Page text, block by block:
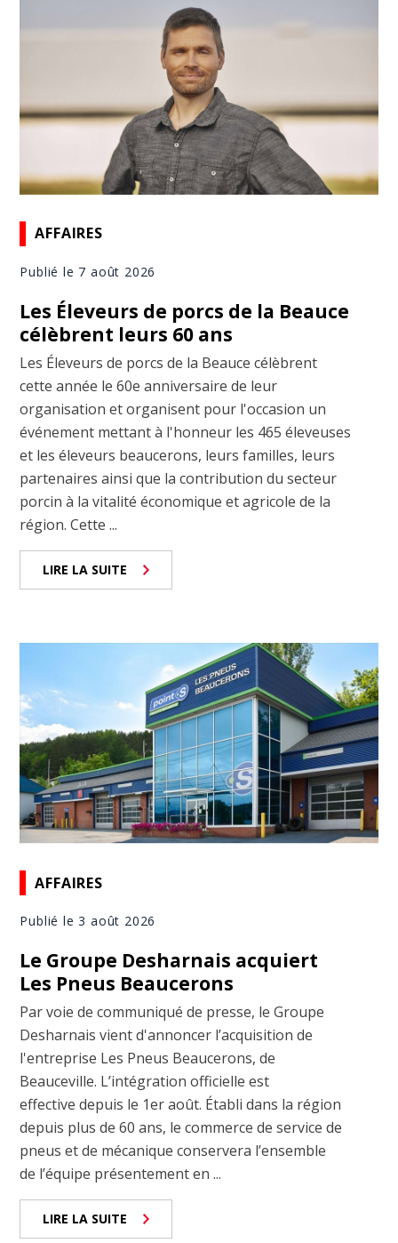
AFFAIRES
Publié le 7 août 2026
Les Éleveurs de porcs de la Beauce
célèbrent leurs 60 ans
Les Éleveurs de porcs de la Beauce célèbrent
cette année le 60e anniversaire de leur
organisation et organisent pour l'occasion un
événement mettant à l'honneur les 465 éleveuses
et les éleveurs beaucerons, leurs familles, leurs
partenaires ainsi que la contribution du secteur
porcin à la vitalité économique et agricole de la
région. Cette ...
LIRE LA SUITE
AFFAIRES
Publié le 3 août 2026
Le Groupe Desharnais acquiert
Les Pneus Beaucerons
Par voie de communiqué de presse, le Groupe
Desharnais vient d'annoncer l’acquisition de
l'entreprise Les Pneus Beaucerons, de
Beauceville. L’intégration officielle est
effective depuis le 1er août. Établi dans la région
depuis plus de 60 ans, le commerce de service de
pneus et de mécanique conservera l’ensemble
de l’équipe présentement en ...
LIRE LA SUITE